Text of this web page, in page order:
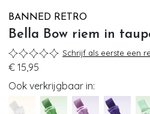
BANNED RETRO
Bella Bow riem in
Schrijf als eerste een
€ 15,95
Ook verkrijgbaar in: